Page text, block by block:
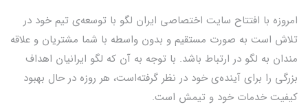
امروزه با افتتاح سایت اختصاصی ایران لگو با توسعه‌ی تیم خود در
تلاش است به صورت مستقیم و بدون واسطه با شما مشتریان و علاقه
مندان به لگو در ارتباط باشد. با توجه به آن که لگو ایرانیان اهداف
بزرگی را برای آینده‌ی خود در نظر گرفته‌است، هر روزه در حال بهبود
کیفیت خدمات خود و تیمش است.